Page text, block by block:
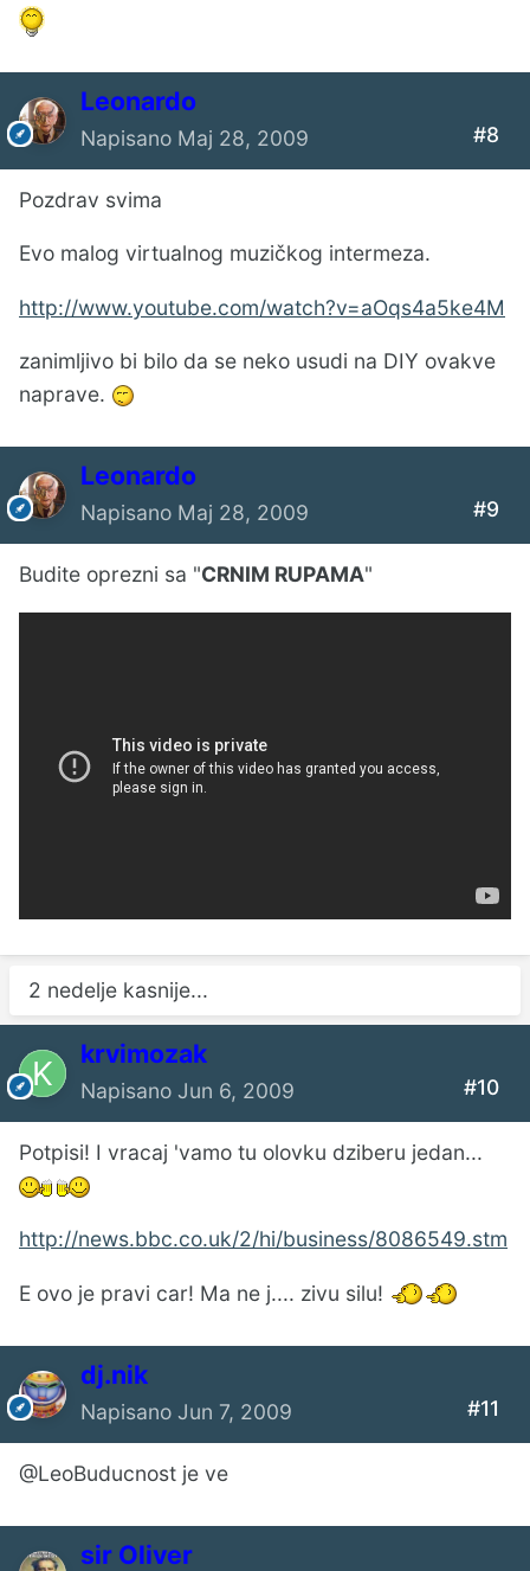
Leonardo
Napisano Maj 28, 2009 #8
Pozdrav svima
Evo malog virtualnog muzičkog intermeza.
http://www.youtube.com/watch?v=aOqs4a5ke4M
zanimljivo bi bilo da se neko usudi na DIY ovakve
naprave.
Leonardo
Napisano Maj 28, 2009 #9
Budite oprezni sa "CRNIM RUPAMA"
2 nedelje kasnije...
krvimozak
Napisano Jun 6, 2009 #10
Potpisi! I vracaj 'vamo tu olovku dziberu jedan...
http://news.bbc.co.uk/2/hi/business/8086549.stm
E ovo je pravi car! Ma ne j.... zivu silu!
dj.nik
Napisano Jun 7, 2009 #11
@LeoBuducnost je ve
sir Oliver